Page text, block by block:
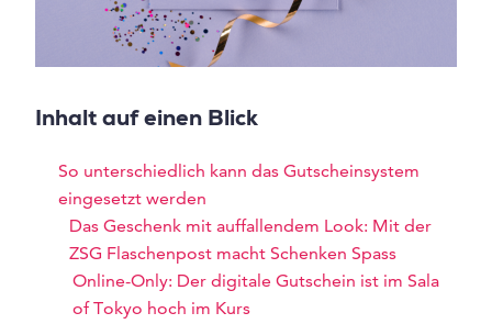
Inhalt auf einen Blick
So unterschiedlich kann das Gutscheinsystem
eingesetzt werden
Das Geschenk mit auffallendem Look: Mit der
ZSG Flaschenpost macht Schenken Spass
Online-Only: Der digitale Gutschein ist im Sala
of Tokyo hoch im Kurs